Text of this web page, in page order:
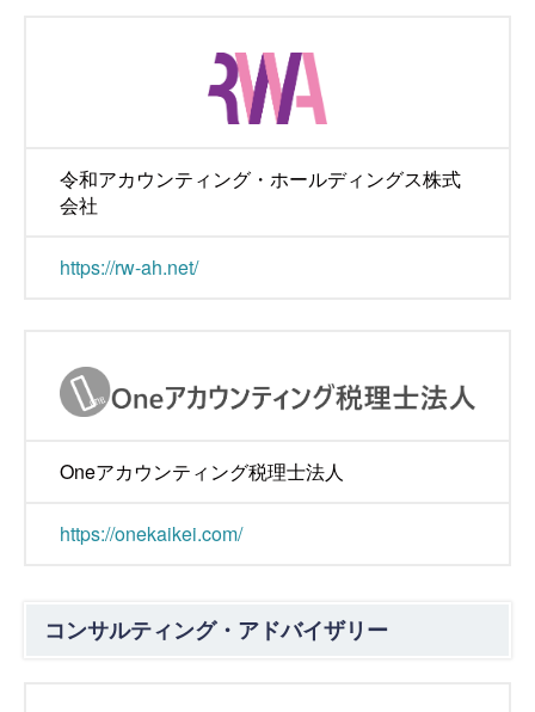
令和アカウンティング・ホールディングス株式
会社
https://rw-ah.net/
Oneアカウンティング税理士法人
https://onekaikei.com/
コンサルティング・アドバイザリー